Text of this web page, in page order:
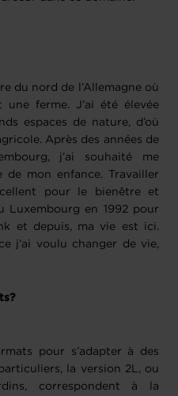
du nord de l’Allemagne où
une ferme. J’ai été élevée
espaces de nature, d’où
Après des années de
j’ai souhaité me
de mon enfance. Travailler
pour le bienêtre et
Luxembourg en 1992 pour
et depuis, ma vie est ici.
j’ai voulu changer de vie,
pour s’adapter à des
la version 2L, ou
correspondent à la